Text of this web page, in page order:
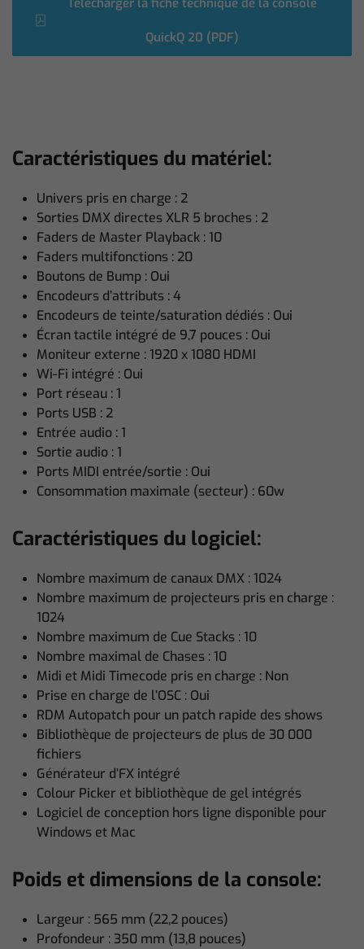
Télécharger la fiche technique de la console
QuickQ 20 (PDF)
Caractéristiques du matériel:
Univers pris en charge : 2
Sorties DMX directes XLR 5 broches : 2
Faders de Master Playback : 10
Faders multifonctions : 20
Boutons de Bump : Oui
Encodeurs d’attributs : 4
Encodeurs de teinte/saturation dédiés : Oui
Écran tactile intégré de 9,7 pouces : Oui
Moniteur externe : 1920 x 1080 HDMI
Wi-Fi intégré : Oui
Port réseau : 1
Ports USB : 2
Entrée audio : 1
Sortie audio : 1
Ports MIDI entrée/sortie : Oui
Consommation maximale (secteur) : 60w
Caractéristiques du logiciel:
Nombre maximum de canaux DMX : 1024
Nombre maximum de projecteurs pris en charge :
1024
Nombre maximum de Cue Stacks : 10
Nombre maximal de Chases : 10
Midi et Midi Timecode pris en charge : Non
Prise en charge de l’OSC : Oui
RDM Autopatch pour un patch rapide des shows
Bibliothèque de projecteurs de plus de 30 000
fichiers
Générateur d’FX intégré
Colour Picker et bibliothèque de gel intégrés
Logiciel de conception hors ligne disponible pour
Windows et Mac
Poids et dimensions de la console:
Largeur : 565 mm (22,2 pouces)
Profondeur : 350 mm (13,8 pouces)